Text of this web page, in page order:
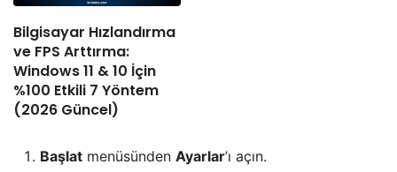
Bilgisayar Hızlandırma
ve FPS Arttırma:
Windows 11 & 10 İçin
%100 Etkili 7 Yöntem
(2026 Güncel)
Başlat menüsünden Ayarlar’ı açın.